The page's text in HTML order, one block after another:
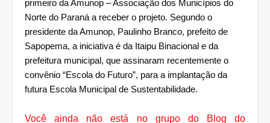
primeiro da Amunop – Associação dos Municípios do
Norte do Paraná a receber o projeto. Segundo o
presidente da Amunop, Paulinho Branco, prefeito de
Sapopema, a iniciativa é da Itaipu Binacional e da
prefeitura municipal, que assinaram recentemente o
convênio “Escola do Futuro”, para a implantação da
futura Escola Municipal de Sustentabilidade.
Você ainda não está no grupo do Blog do